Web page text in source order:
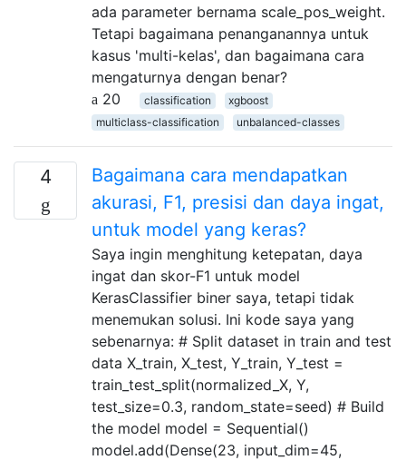
ada parameter bernama scale_pos_weight.
Tetapi bagaimana penanganannya untuk
kasus 'multi-kelas', dan bagaimana cara
mengaturnya dengan benar?
20
classification
xgboost
multiclass-classification
unbalanced-classes
4
Bagaimana cara mendapatkan
akurasi, F1, presisi dan daya ingat,
untuk model yang keras?
Saya ingin menghitung ketepatan, daya
ingat dan skor-F1 untuk model
KerasClassifier biner saya, tetapi tidak
menemukan solusi. Ini kode saya yang
sebenarnya: # Split dataset in train and test
data X_train, X_test, Y_train, Y_test =
train_test_split(normalized_X, Y,
test_size=0.3, random_state=seed) # Build
the model model = Sequential()
model.add(Dense(23, input_dim=45,